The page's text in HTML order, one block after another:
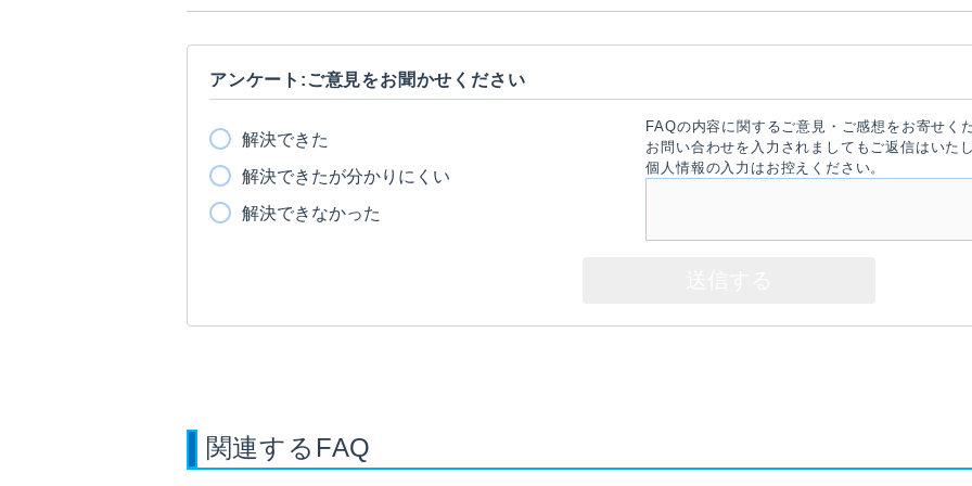
アンケート:ご意見をお聞かせください
解決できた
解決できたが分かりにくい
解決できなかった
FAQの内容に関するご意見・ご感想をお寄せく
お問い合わせを入力されましてもご返信はいた
個人情報の入力はお控えください。
関連するFAQ